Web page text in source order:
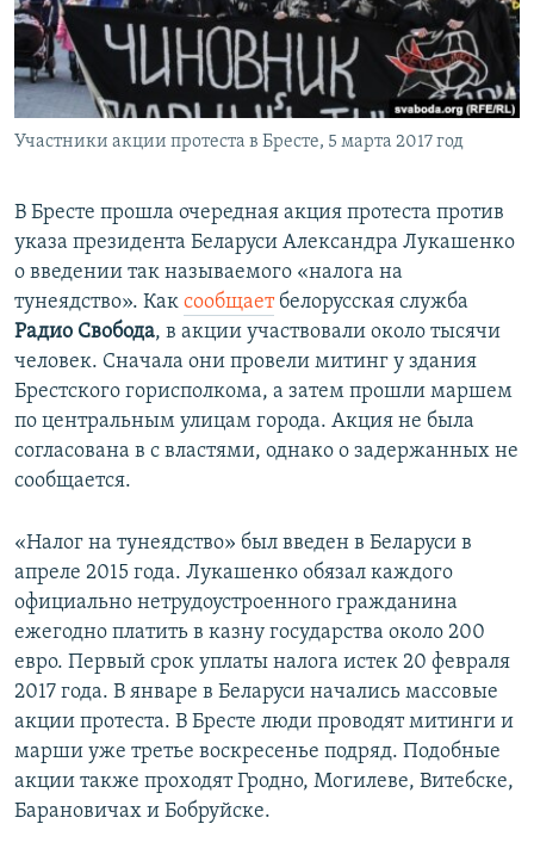
ПОБЕДИТЕЛЕЙ НЕ СУДЯТ?
КРЫМ.НЕПОКОРЕННЫЙ
УКРАИНСКАЯ ПРОБЛЕМА КРЫМА
ПРИСОЕДИНЯЙТЕСЬ!
Участники акции протеста в Бресте, 5 марта 2017 год
В Бресте прошла очередная акция протеста против
указа президента Беларуси Александра Лукашенко
о введении так называемого «налога на
тунеядство». Как сообщаетбелорусская служба
Радио Свобода, в акции участвовали около тысячи
человек. Сначала они провели митинг у здания
Брестского горисполкома, а затем прошли маршем
по центральным улицам города. Акция не была
согласована в с властями, однако о задержанных не
сообщается.
«Налог на тунеядство» был введен в Беларуси в
апреле 2015 года. Лукашенко обязал каждого
официально нетрудоустроенного гражданина
ежегодно платить в казну государства около 200
евро. Первый срок уплаты налога истек 20 февраля
2017 года. В январе в Беларуси начались массовые
акции протеста. В Бресте люди проводят митинги и
марши уже третье воскресенье подряд. Подобные
акции также проходят Гродно, Могилеве, Витебске,
Барановичах и Бобруйске.